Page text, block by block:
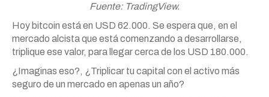
Fuente: TradingView.
Hoy bitcoin está en USD 62.000. Se espera que, en el
mercado alcista que está comenzando a desarrollarse,
triplique ese valor, para llegar cerca de los USD 180.000.
¿Imaginas eso?, ¿Triplicar tu capital con el activo más
seguro de un mercado en apenas un año?